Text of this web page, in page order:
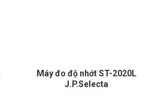
Máy đo độ nhớt ST-2020L
J.P.Selecta